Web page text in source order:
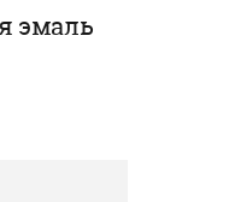
эмаль